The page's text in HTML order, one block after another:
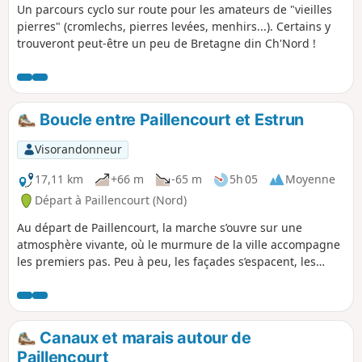
Un parcours cyclo sur route pour les amateurs de "vieilles
pierres" (cromlechs, pierres levées, menhirs...). Certains y
trouveront peut-être un peu de Bretagne din Ch'Nord !
Boucle entre Paillencourt et Estrun
Visorandonneur
17,11 km
+66 m -65 m 5h 05
Moyenne
Départ à Paillencourt (Nord)
Au départ de Paillencourt, la marche s’ouvre sur une
atmosphère vivante, où le murmure de la ville accompagne
les premiers pas. Peu à peu, les façades s’espacent, les
changeantes des champs. Entre petites routes et chemins
doux, la campagne déroule ses paysages jusqu’à Estrun, où
l’eau et la verdure se mêlent dans une quiétude presque
picturale. C’est un itinéraire qui joue avec les contrastes :
Canaux et marais autour de
Paillencourt